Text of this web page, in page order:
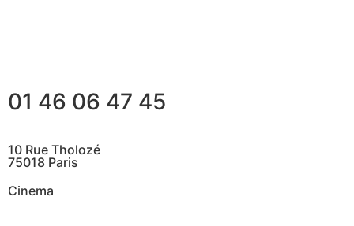
01 46 06 47 45
10 Rue Tholozé
75018 Paris
Cinema